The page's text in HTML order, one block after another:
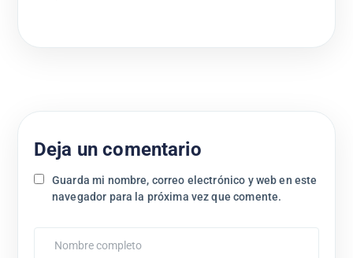
Deja un comentario
Guarda mi nombre, correo electrónico y web en este
navegador para la próxima vez que comente.